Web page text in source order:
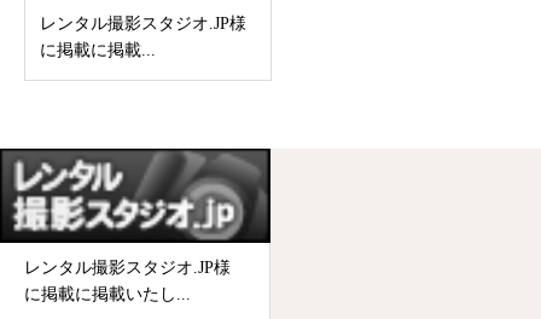
レンタル撮影スタジオ.JP様
に掲載に掲載...
レンタル撮影スタジオ.JP様
に掲載に掲載いたし...